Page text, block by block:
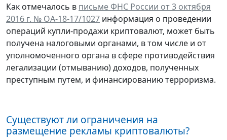
Как отмечалось в письме ФНС России от 3 октября
2016 г. № ОА-18-17/1027 информация о проведении
операций купли-продажи криптовалют, может быть
получена налоговыми органами, в том числе и от
уполномоченного органа в сфере противодействия
легализации (отмыванию) доходов, полученных
преступным путем, и финансированию терроризма.
Существуют ли ограничения на
размещение рекламы криптовалюты?